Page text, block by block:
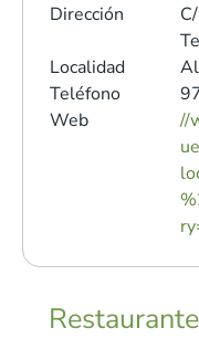
Dirección
Localidad
Teléfono
Web
//